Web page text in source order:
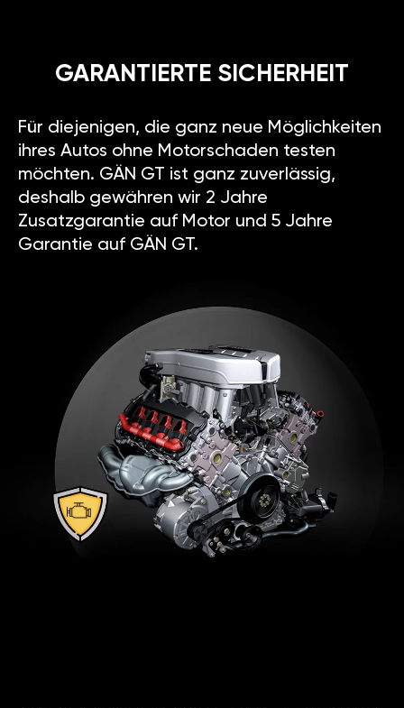
GARANTIERTE SICHERHEIT
Für diejenigen, die ganz neue Möglichkeiten
ihres Autos ohne Motorschaden testen
möchten. GÄN GT ist ganz zuverlässig,
deshalb gewähren wir 2 Jahre
Zusatzgarantie auf Motor und 5 Jahre
Garantie auf GÄN GT.